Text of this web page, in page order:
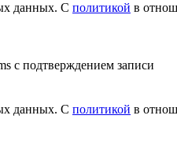
данных. С политикой в
с подтверждением записи
данных. С политикой в